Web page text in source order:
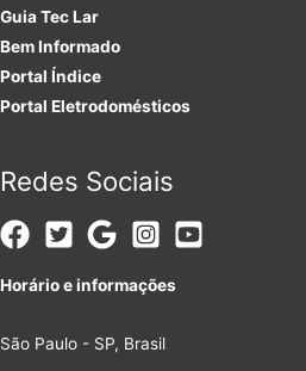
Guia Tec Lar
Bem Informado
Portal Índice
Portal Eletrodomésticos
Redes Sociais
Horário e informações
São Paulo - SP, Brasil